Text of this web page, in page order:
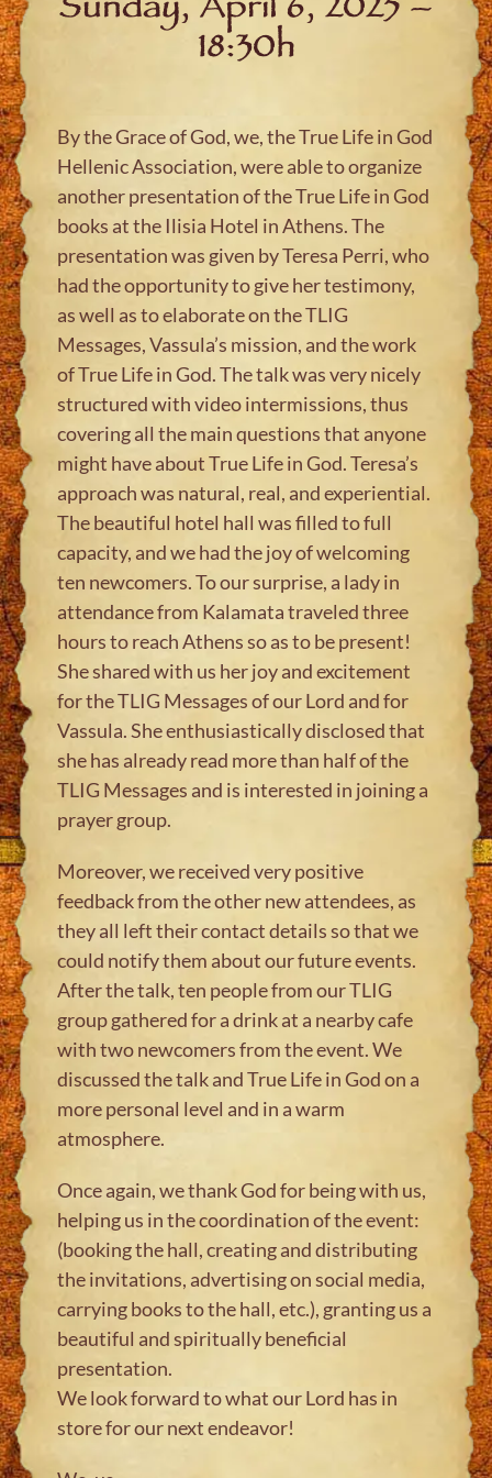
Sunday, April 6, 2025 –
18:30h
By the Grace of God, we, the True Life in God
Hellenic Association, were able to organize
another presentation of the True Life in God
books at the Ilisia Hotel in Athens. The
presentation was given by Teresa Perri, who
had the opportunity to give her testimony,
as well as to elaborate on the TLIG
Messages, Vassula’s mission, and the work
of True Life in God. The talk was very nicely
structured with video intermissions, thus
covering all the main questions that anyone
might have about True Life in God. Teresa’s
approach was natural, real, and experiential.
The beautiful hotel hall was filled to full
capacity, and we had the joy of welcoming
ten newcomers. To our surprise, a lady in
attendance from Kalamata traveled three
hours to reach Athens so as to be present!
She shared with us her joy and excitement
for the TLIG Messages of our Lord and for
Vassula. She enthusiastically disclosed that
she has already read more than half of the
TLIG Messages and is interested in joining a
prayer group.
Moreover, we received very positive
feedback from the other new attendees, as
they all left their contact details so that we
could notify them about our future events.
After the talk, ten people from our TLIG
group gathered for a drink at a nearby cafe
with two newcomers from the event. We
discussed the talk and True Life in God on a
more personal level and in a warm
atmosphere.
Once again, we thank God for being with us,
helping us in the coordination of the event:
(booking the hall, creating and distributing
the invitations, advertising on social media,
carrying books to the hall, etc.), granting us a
beautiful and spiritually beneficial
presentation.
We look forward to what our Lord has in
store for our next endeavor!